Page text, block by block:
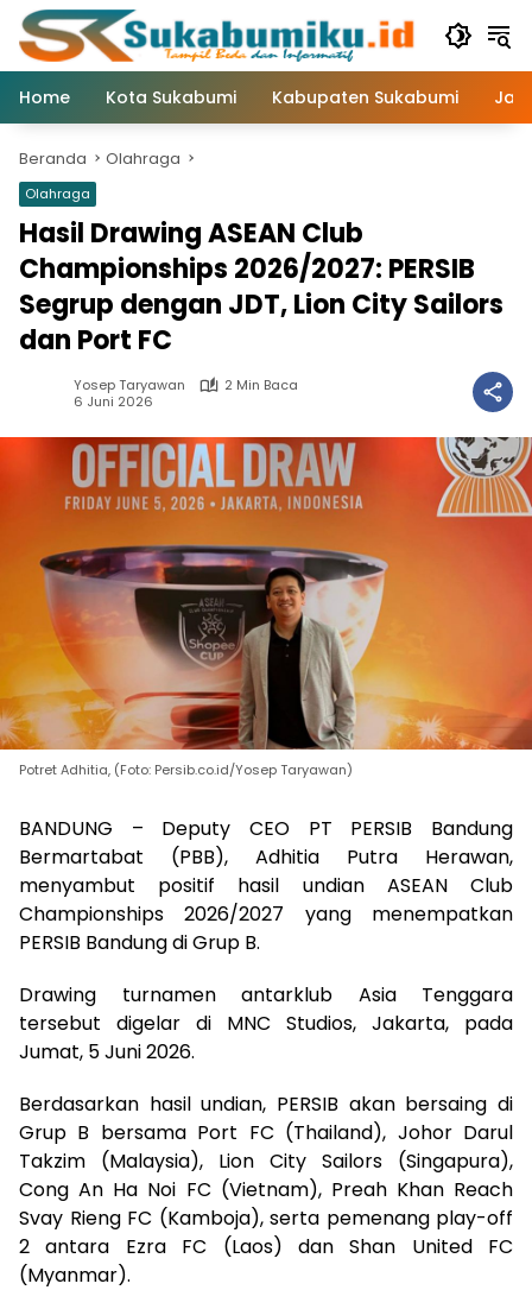
Langsung
konten
Home
Kota Sukabumi Kabupaten Sukabumi
Beranda Olahraga
Olahraga
Hasil Drawing ASEAN Club
Championships 2026/2027: PERSIB
Segrup dengan JDT, Lion City Sailors
dan Port FC
Yosep Taryawan
2 Min Baca
6 Juni 2026
Potret Adhitia, (Foto: Persib.co.id/Yosep Taryawan)
BANDUNG – Deputy CEO PT PERSIB Bandung
Bermartabat (PBB), Adhitia Putra Herawan,
menyambut positif hasil undian ASEAN Club
Championships 2026/2027 yang menempatkan
PERSIB Bandung di Grup B.
Drawing turnamen antarklub Asia Tenggara
tersebut digelar di MNC Studios, Jakarta, pada
Jumat, 5 Juni 2026.
Berdasarkan hasil undian, PERSIB akan bersaing di
Grup B bersama Port FC (Thailand), Johor Darul
Takzim (Malaysia), Lion City Sailors (Singapura),
Cong An Ha Noi FC (Vietnam), Preah Khan Reach
Svay Rieng FC (Kamboja), serta pemenang play-off
2 antara Ezra FC (Laos) dan Shan United FC
(Myanmar).